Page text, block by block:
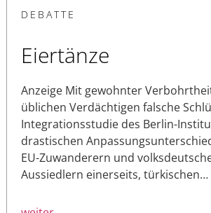
DEBATTE
Eiertänze
Anzeige Mit gewohnter
üblichen Verdächtigen falsche
Integrationsstudie des Berlin-
drastischen
EU-Zuwanderern und
Aussiedlern einerseits, türkischen…